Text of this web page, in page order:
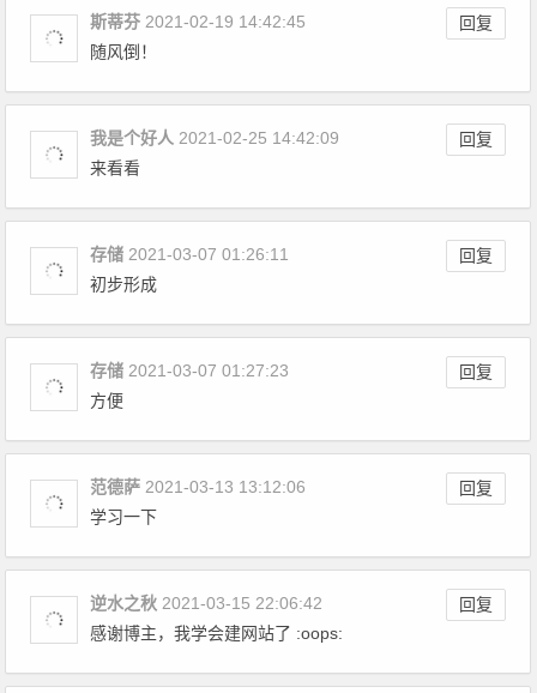
斯蒂芬 回复
2021-02-19 14:42:45
随风倒！
我是个好人 回复
2021-02-25 14:42:09
来看看
存储 回复
2021-03-07 01:26:11
初步形成
存储 回复
2021-03-07 01:27:23
方便
范德萨 回复
2021-03-13 13:12:06
学习一下
逆水之秋 回复
2021-03-15 22:06:42
感谢博主，我学会建网站了 :oops: